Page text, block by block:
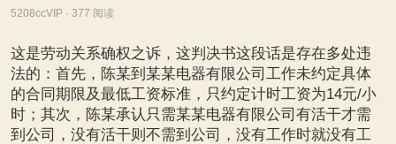
5208ccVIP · 377 阅读
这是劳动关系确权之诉，这判决书这段话是存在多处违
法的：首先，陈某到某某电器有限公司工作未约定具体
的合同期限及最低工资标准，只约定计时工资为14元/小
时；其次，陈某承认只需某某电器有限公司有活干才需
到公司，没有活干则不需到公司，没有工作时就没有工